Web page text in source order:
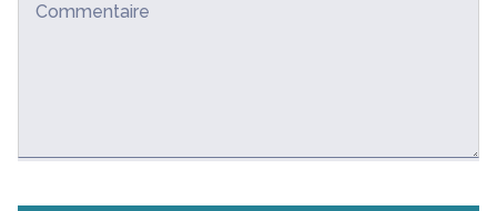
Commentaire